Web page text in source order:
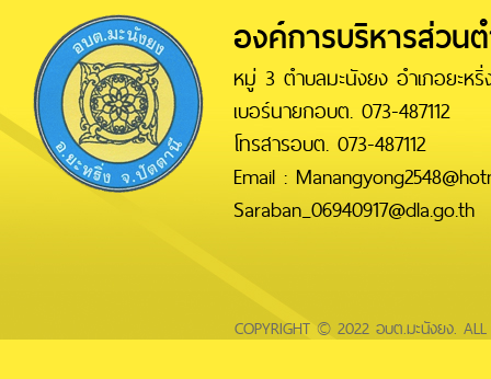
องค์การบริหารส่วน
หมู่ 3 ตำบลมะนังยง อำเภอยะห
เบอร์นายกอบต. 073-487112
โทรสารอบต. 073-487112
Email :
Saraban_06940917@dla.go.th
COPYRIGHT © 2022 อบต.มะนังยง. ALL